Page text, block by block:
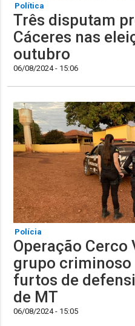
Política
Três disputam
Cáceres nas
outubro
06/08/2024 - 15:06
Polícia
Operação Cerco
grupo
furtos de
de MT
06/08/2024 - 15:05